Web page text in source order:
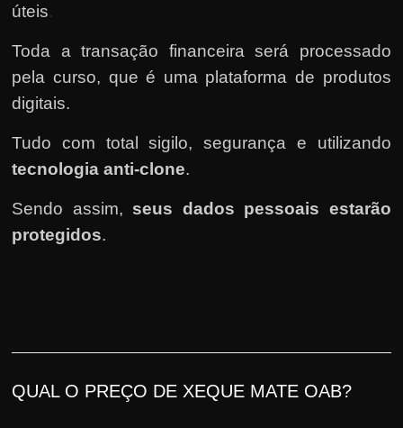
úteis.
Toda a transação financeira será processado
pela curso, que é uma plataforma de produtos
digitais.
Tudo com total sigilo, segurança e utilizando
tecnologia anti-clone.
Sendo assim, seus dados pessoais estarão
protegidos.
QUAL O PREÇO DE XEQUE MATE OAB?